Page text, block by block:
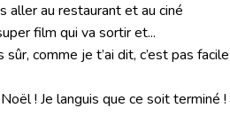
aller au restaurant et au ciné
film qui va sortir et...
comme je t’ai dit, c’est pas facile
! Je languis que ce soit terminé !